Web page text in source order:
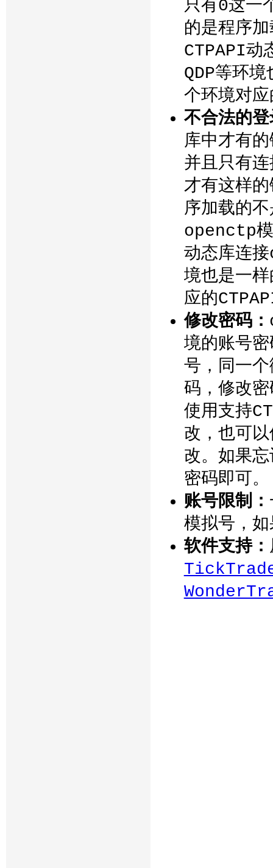
只有0这一
的是程序
CTPAPI动
QDP等环
个环境对
不合法的
库中才有
并且只有
才有这样
序加载的
openctp模
动态库连
境也是一
应的
修改密码：
境的账号
号，同一
码，修改
使用支持
改，也可
改。如果
密码即可。
账号限制：
模拟号，
软件支持：